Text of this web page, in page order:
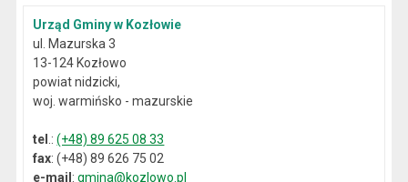
Urząd Gminy w Kozłowie
ul. Mazurska 3
13-124 Kozłowo
powiat nidzicki,
woj. warmińsko - mazurskie
tel .:(+48) 89 625 08 33
fax: (+48) 89 626 75 02
e-mail:gmina@kozlowo.pl